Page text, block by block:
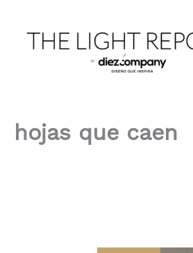
contenido
hojas que caen